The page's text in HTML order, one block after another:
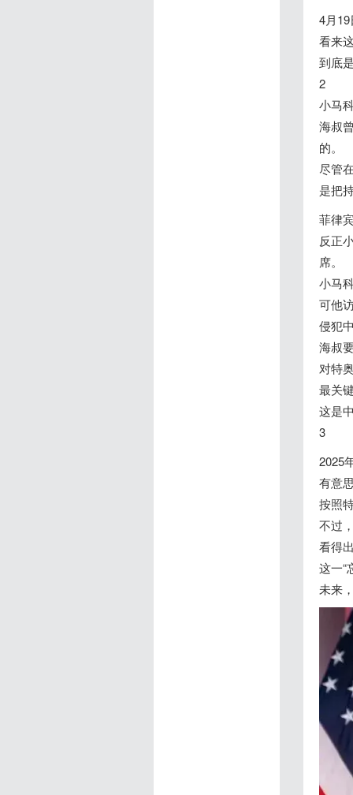
4月
看来
到底
2
小马
海叔
的。
尽管
是把
菲律
反正
席。
小马
可他
侵犯
海叔
对特
最关
这是
3
2025
有意
按照
不过
看得
这一“
未来